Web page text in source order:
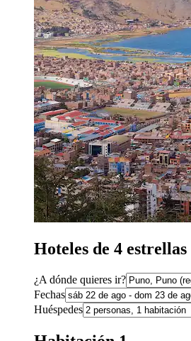
Hoteles de 4 estrellas
¿A dónde quieres ir?
Fechas
Huéspedes